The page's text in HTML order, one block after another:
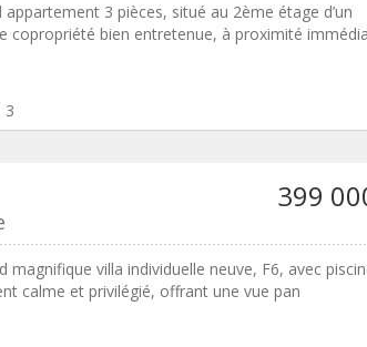
3 pièces, situé au 2ème étage d’un
copropriété bien entretenue, à proximité
3
399
magnifique villa individuelle neuve, F6, avec
calme et privilégié, offrant une vue pan